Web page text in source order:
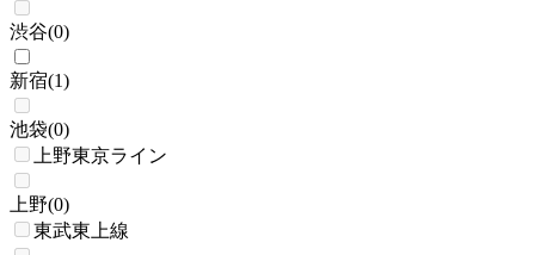
渋谷(0)
新宿(1)
池袋(0)
上野東京ライン
上野(0)
東武東上線